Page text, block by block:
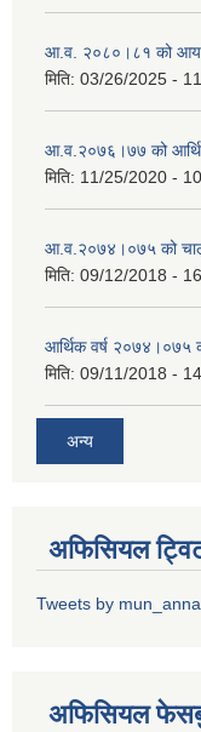
आ.व. २०८०।८१ को आय
मिति: 03/26/2025 -
आ.व.२०७६।७७ को
मिति: 11/25/2020 -
आ.व.२०७४।०७५ को चालु
मिति: 09/12/2018 -
आर्थिक वर्ष २०७४।०७५
मिति: 09/11/2018 -
अन्य
अफिसियल
Tweets by
अफिसियल